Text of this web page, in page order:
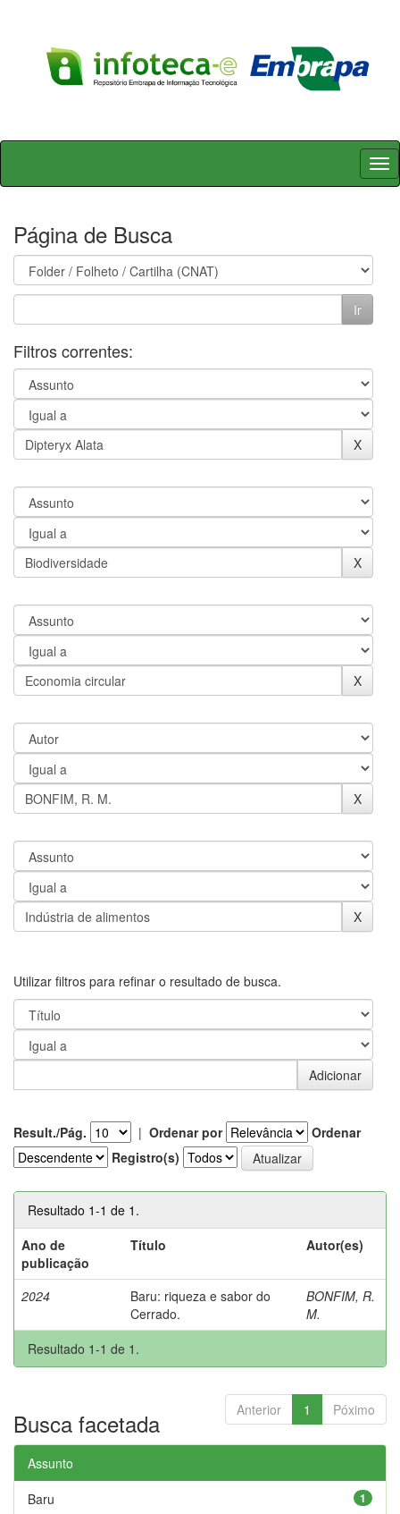
Skip
Página de Busca
Filtros correntes:
Utilizar filtros para refinar o resultado de busca.
Result./Pág. | Ordenar por
Ordenar
Registro(s)
Resultado 1-1 de 1.
Ano de
publicação
Título Autor(es)
2024
Baru: riqueza e sabor do
Cerrado.
BONFIM, R.
M.
Resultado 1-1 de 1.
Anterior 1 Póximo
Busca facetada
Assunto
1
Baru